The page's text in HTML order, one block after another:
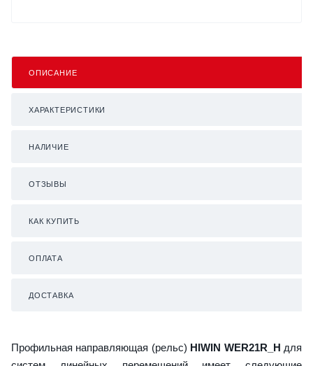
ОПИСАНИЕ
ХАРАКТЕРИСТИКИ
НАЛИЧИЕ
ОТЗЫВЫ
КАК КУПИТЬ
ОПЛАТА
ДОСТАВКА
Профильная направляющая (рельс) HIWIN WER21R_H для